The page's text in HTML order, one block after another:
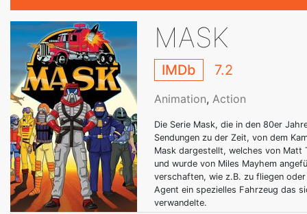
MASK
IMDb 7.2
Animation, Action
Die Serie Mask, die in den 80er
Sendungen zu der Zeit, von dem
Mask dargestellt, welches von Matt
und wurde von Miles Mayhem
verschaften, wie z.B. zu fliegen
Agent ein spezielles Fahrzeug das
verwandelte.